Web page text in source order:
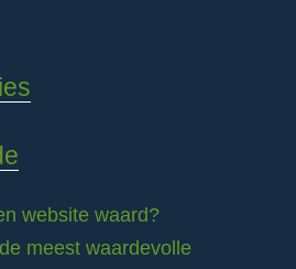
website waard?
meest waardevolle